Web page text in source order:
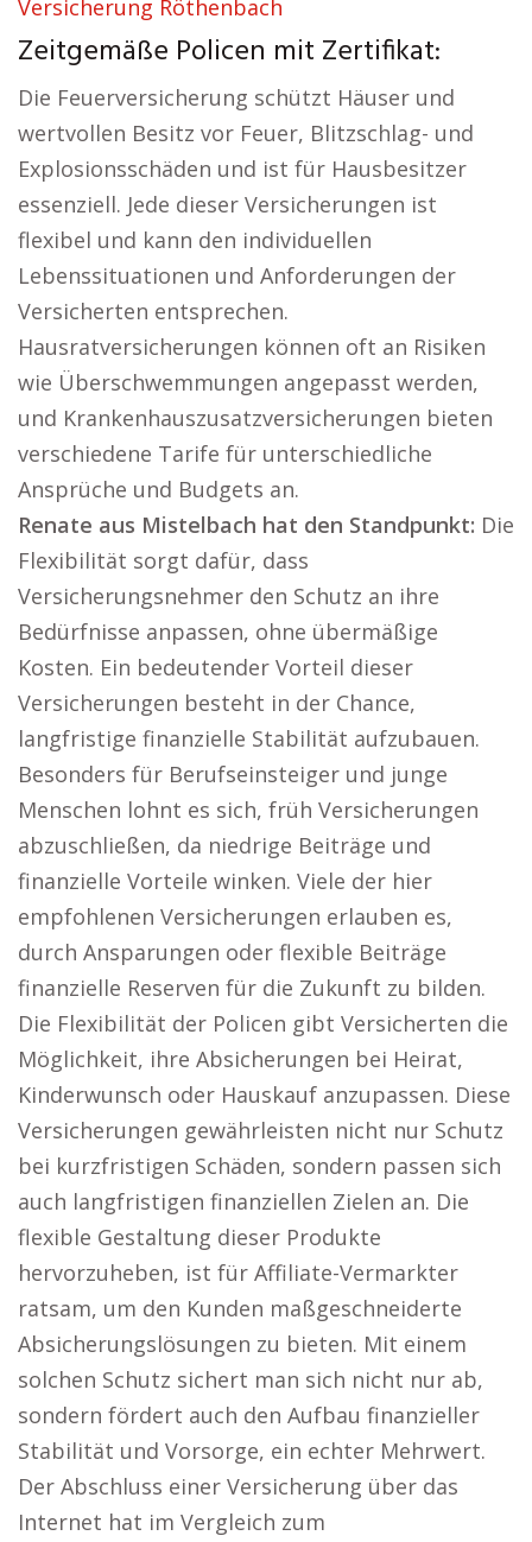
Versicherung Röthenbach
Zeitgemäße Policen mit Zertifikat:
Die Feuerversicherung schützt Häuser und
wertvollen Besitz vor Feuer, Blitzschlag- und
Explosionsschäden und ist für Hausbesitzer
essenziell. Jede dieser Versicherungen ist
flexibel und kann den individuellen
Lebenssituationen und Anforderungen der
Versicherten entsprechen.
Hausratversicherungen können oft an Risiken
wie Überschwemmungen angepasst werden,
und Krankenhauszusatzversicherungen bieten
verschiedene Tarife für unterschiedliche
Ansprüche und Budgets an.
Renate aus Mistelbach hat den Standpunkt: Die
Flexibilität sorgt dafür, dass
Versicherungsnehmer den Schutz an ihre
Bedürfnisse anpassen, ohne übermäßige
Kosten. Ein bedeutender Vorteil dieser
Versicherungen besteht in der Chance,
langfristige finanzielle Stabilität aufzubauen.
Besonders für Berufseinsteiger und junge
Menschen lohnt es sich, früh Versicherungen
abzuschließen, da niedrige Beiträge und
finanzielle Vorteile winken. Viele der hier
empfohlenen Versicherungen erlauben es,
durch Ansparungen oder flexible Beiträge
finanzielle Reserven für die Zukunft zu bilden.
Die Flexibilität der Policen gibt Versicherten die
Möglichkeit, ihre Absicherungen bei Heirat,
Kinderwunsch oder Hauskauf anzupassen. Diese
Versicherungen gewährleisten nicht nur Schutz
bei kurzfristigen Schäden, sondern passen sich
auch langfristigen finanziellen Zielen an. Die
flexible Gestaltung dieser Produkte
hervorzuheben, ist für Affiliate-Vermarkter
ratsam, um den Kunden maßgeschneiderte
Absicherungslösungen zu bieten. Mit einem
solchen Schutz sichert man sich nicht nur ab,
sondern fördert auch den Aufbau finanzieller
Stabilität und Vorsorge, ein echter Mehrwert.
Der Abschluss einer Versicherung über das
Internet hat im Vergleich zum